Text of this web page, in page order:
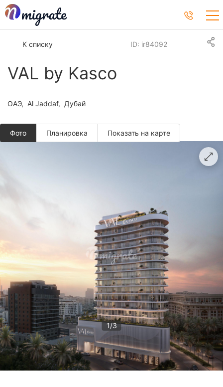
К списку
VAL by Kasco
ID: ir84092
ОАЭ Al Jaddaf Дубай
Фото
1/3
Планировкa Показать на карте